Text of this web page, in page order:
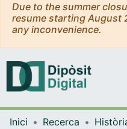
Due to the summer
resume starting August
any inconvenience.
Inici Recerca